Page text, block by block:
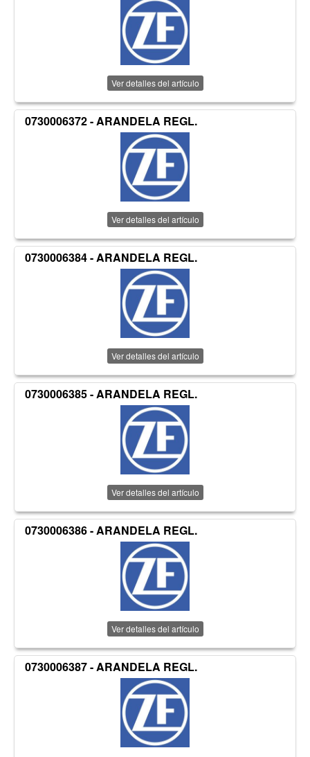
Ver detalles del artículo
0730006372 - ARANDELA REGL.
Ver detalles del artículo
0730006384 - ARANDELA REGL.
Ver detalles del artículo
0730006385 - ARANDELA REGL.
Ver detalles del artículo
0730006386 - ARANDELA REGL.
Ver detalles del artículo
0730006387 - ARANDELA REGL.